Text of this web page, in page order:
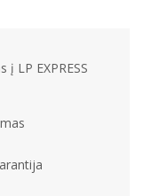
į LP EXPRESS